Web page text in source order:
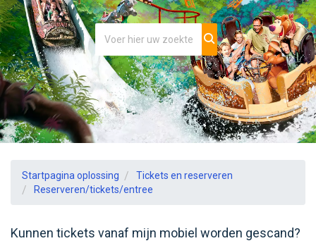
Startpagina oplossing
Tickets en reserveren
Reserveren/tickets/entree
Kunnen tickets vanaf mijn mobiel worden gescand?